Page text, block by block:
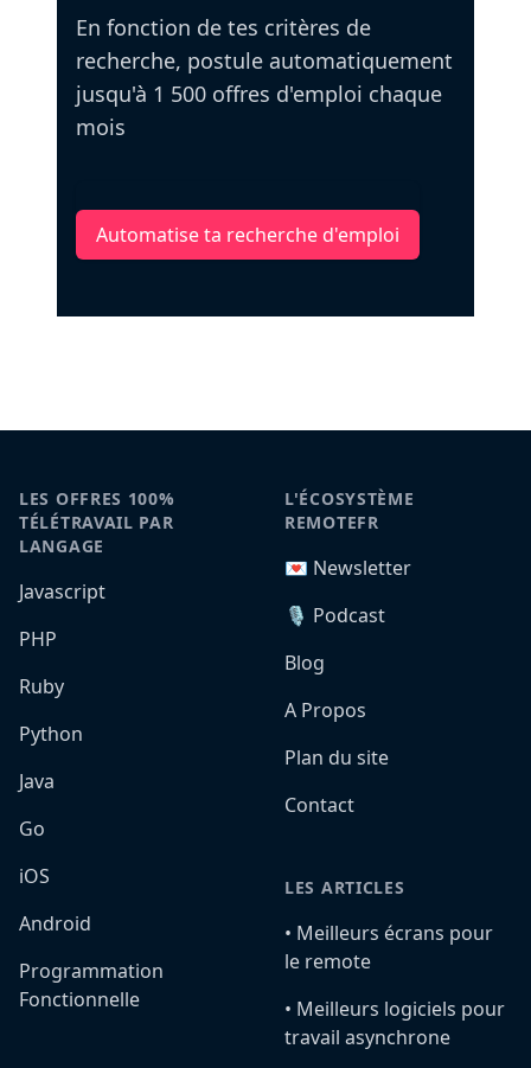
En fonction de tes critères de
recherche, postule automatiquement
jusqu'à 1 500 offres d'emploi chaque
mois
Automatise ta recherche d'emploi
LES OFFRES 100%
TÉLÉTRAVAIL PAR
LANGAGE
Javascript
PHP
Ruby
Python
Java
Go
iOS
Android
Programmation
Fonctionnelle
L'ÉCOSYSTÈME
REMOTEFR
💌 Newsletter
🎙️ Podcast
Blog
A Propos
Plan du site
Contact
LES ARTICLES
•️ Meilleurs écrans pour
le remote
•️ Meilleurs logiciels pour
travail asynchrone